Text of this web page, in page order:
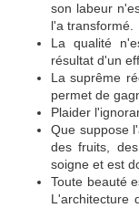
son labeur
l'a transformé.
La qualité
résultat d'un
La suprême
permet de
Plaider
Que suppose
des fruits,
soigne et est
Toute beauté
L'architecture